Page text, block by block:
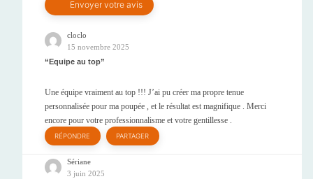
cloclo
15 novembre 2025
Equipe au top
Une équipe vraiment au top !!! J’ai pu créer ma propre tenue
personnalisée pour ma poupée , et le résultat est magnifique . Merci
encore pour votre professionnalisme et votre gentillesse .
RÉPONDRE PARTAGER
Sériane
3 juin 2025